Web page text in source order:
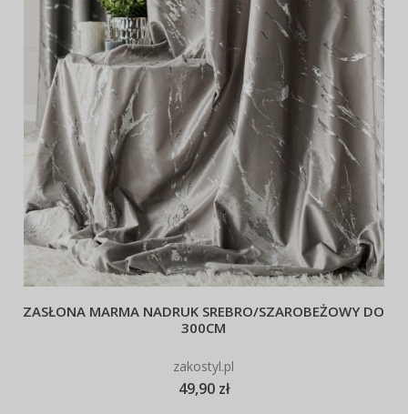
ZASŁONA MARMA NADRUK SREBRO/SZAROBEŻOWY DO
300CM
zakostyl.pl
49,90 zł